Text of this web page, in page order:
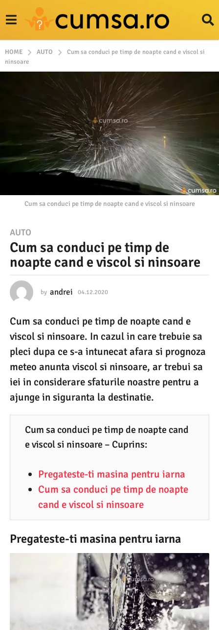
HOME AUTO
Cum sa conduci pe timp de noapte cand e viscol si
ninsoare
Cum sa conduci pe timp de noapte cand e viscol si ninsoare
0
4
.
2
2
0
2
0
0
7
.
0
AUTO
Cum sa conduci pe timp de
noapte cand e viscol si ninsoare
by andrei 04.12.2020
1
2
.
2
0
2
Cum sa conduci pe timp de noapte cand e
viscol si ninsoare. In cazul in care trebuie sa
pleci dupa ce s-a intunecat afara si prognoza
meteo anunta viscol si ninsoare, ar trebui sa
iei in considerare sfaturile noastre pentru a
ajunge in siguranta la destinatie.
Cum sa conduci pe timp de noapte cand
e viscol si ninsoare – Cuprins:
Pregateste-ti masina pentru iarna
Cum sa conduci pe timp de noapte
cand e viscol si ninsoare
Pregateste-ti masina pentru iarna